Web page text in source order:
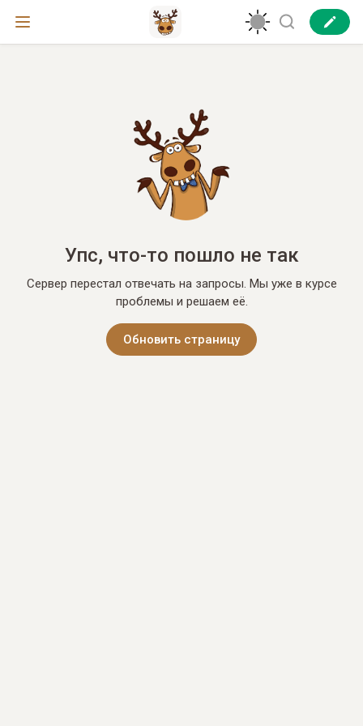
Упс, что-то пошло не так
Сервер перестал отвечать на запросы. Мы уже в курсе
проблемы и решаем её.
Обновить страницу